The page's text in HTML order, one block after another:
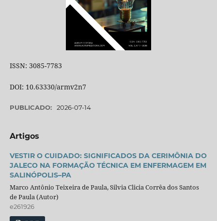
ISSN: 3085-7783
DOI: 10.63330/armv2n7
PUBLICADO: 2026-07-14
Artigos
VESTIR O CUIDADO: SIGNIFICADOS DA CERIMÔNIA DO
JALECO NA FORMAÇÃO TÉCNICA EM ENFERMAGEM EM
SALINÓPOLIS–PA
Marco Antônio Teixeira de Paula, Silvia Clicia Corrêa dos Santos
de Paula (Autor)
e261926